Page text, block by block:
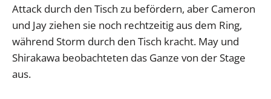
Attack durch den Tisch zu befördern, aber Cameron
und Jay ziehen sie noch rechtzeitig aus dem Ring,
während Storm durch den Tisch kracht. May und
Shirakawa beobachteten das Ganze von der Stage
aus.